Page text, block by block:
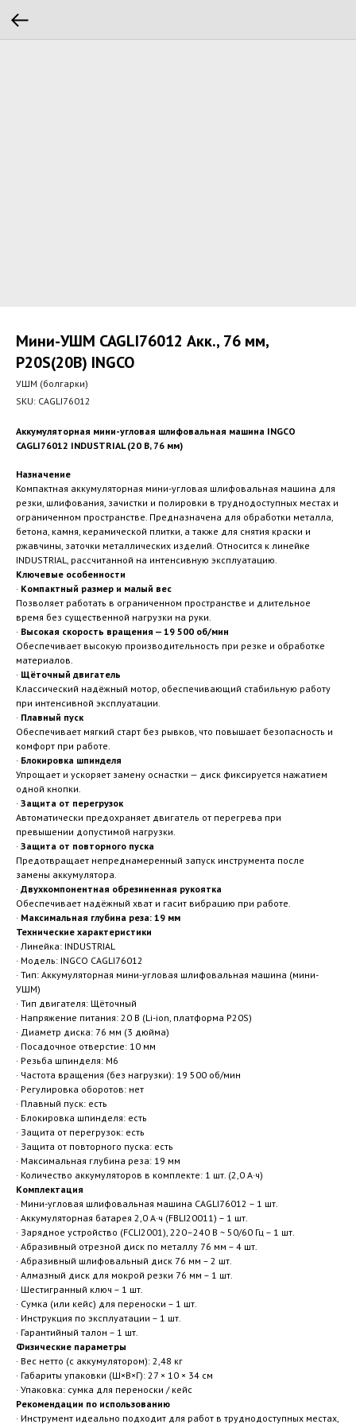
Мини-УШМ CAGLI76012 Акк., 76 мм,
P20S(20В) INGCO
УШМ (болгарки)
SKU: CAGLI76012
Аккумуляторная мини-угловая шлифовальная машина INGCO
CAGLI76012 INDUSTRIAL (20 В, 76 мм)
Назначение
Компактная аккумуляторная мини-угловая шлифовальная машина для
резки, шлифования, зачистки и полировки в труднодоступных местах и
ограниченном пространстве. Предназначена для обработки металла,
бетона, камня, керамической плитки, а также для снятия краски и
ржавчины, заточки металлических изделий. Относится к линейке
INDUSTRIAL, рассчитанной на интенсивную эксплуатацию.
Ключевые особенности
· Компактный размер и малый вес
Позволяет работать в ограниченном пространстве и длительное
время без существенной нагрузки на руки.
· Высокая скорость вращения — 19 500 об/мин
Обеспечивает высокую производительность при резке и обработке
материалов.
· Щёточный двигатель
Классический надёжный мотор, обеспечивающий стабильную работу
при интенсивной эксплуатации.
· Плавный пуск
Обеспечивает мягкий старт без рывков, что повышает безопасность и
комфорт при работе.
· Блокировка шпинделя
Упрощает и ускоряет замену оснастки — диск фиксируется нажатием
одной кнопки.
· Защита от перегрузок
Автоматически предохраняет двигатель от перегрева при
превышении допустимой нагрузки.
· Защита от повторного пуска
Предотвращает непреднамеренный запуск инструмента после
замены аккумулятора.
· Двухкомпонентная обрезиненная рукоятка
Обеспечивает надёжный хват и гасит вибрацию при работе.
· Максимальная глубина реза: 19 мм
Технические характеристики
· Линейка: INDUSTRIAL
· Модель: INGCO CAGLI76012
· Тип: Аккумуляторная мини-угловая шлифовальная машина (мини-
УШМ)
· Тип двигателя: Щёточный
· Напряжение питания: 20 В (Li-ion, платформа P20S)
· Диаметр диска: 76 мм (3 дюйма)
· Посадочное отверстие: 10 мм
· Резьба шпинделя: M6
· Частота вращения (без нагрузки): 19 500 об/мин
· Регулировка оборотов: нет
· Плавный пуск: есть
· Блокировка шпинделя: есть
· Защита от перегрузок: есть
· Защита от повторного пуска: есть
· Максимальная глубина реза: 19 мм
· Количество аккумуляторов в комплекте: 1 шт. (2,0 А·ч)
Комплектация
· Мини-угловая шлифовальная машина CAGLI76012 – 1 шт.
· Аккумуляторная батарея 2,0 А·ч (FBLI20011) – 1 шт.
· Зарядное устройство (FCLI2001), 220–240 В ~ 50/60 Гц – 1 шт.
· Абразивный отрезной диск по металлу 76 мм – 4 шт.
· Абразивный шлифовальный диск 76 мм – 2 шт.
· Алмазный диск для мокрой резки 76 мм – 1 шт.
· Шестигранный ключ – 1 шт.
· Сумка (или кейс) для переноски – 1 шт.
· Инструкция по эксплуатации – 1 шт.
· Гарантийный талон – 1 шт.
Физические параметры
· Вес нетто (с аккумулятором): 2,48 кг
· Габариты упаковки (Ш×В×Г): 27 × 10 × 34 см
· Упаковка: сумка для переноски / кейс
Рекомендации по использованию
· Инструмент идеально подходит для работ в труднодоступных местах,